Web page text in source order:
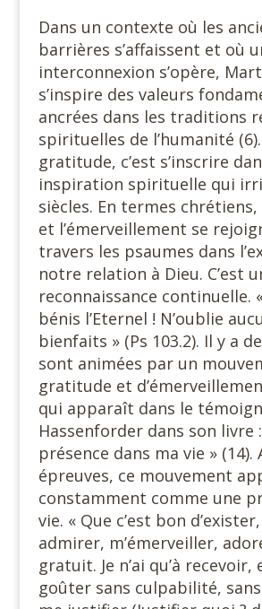
Dans un contexte où les
barrières s’affaissent et où
interconnexion s’opère,
s’inspire des valeurs
ancrées dans les traditions
spirituelles de l’humanité
gratitude, c’est s’inscrire
inspiration spirituelle qui
siècles. En termes
et l’émerveillement se
travers les psaumes dans
notre relation à Dieu. C’est
reconnaissance continuelle.
bénis l’Eternel ! N’oublie
bienfaits » (Ps 103.2). Il y a
sont animées par un
gratitude et
qui apparaît dans le
Hassenforder dans son livre :
présence dans ma vie » (14).
épreuves, ce mouvement
constamment comme une
vie. « Que c’est bon
admirer, m’émerveiller,
gratuit. Je n’ai qu’à
goûter sans culpabilité,